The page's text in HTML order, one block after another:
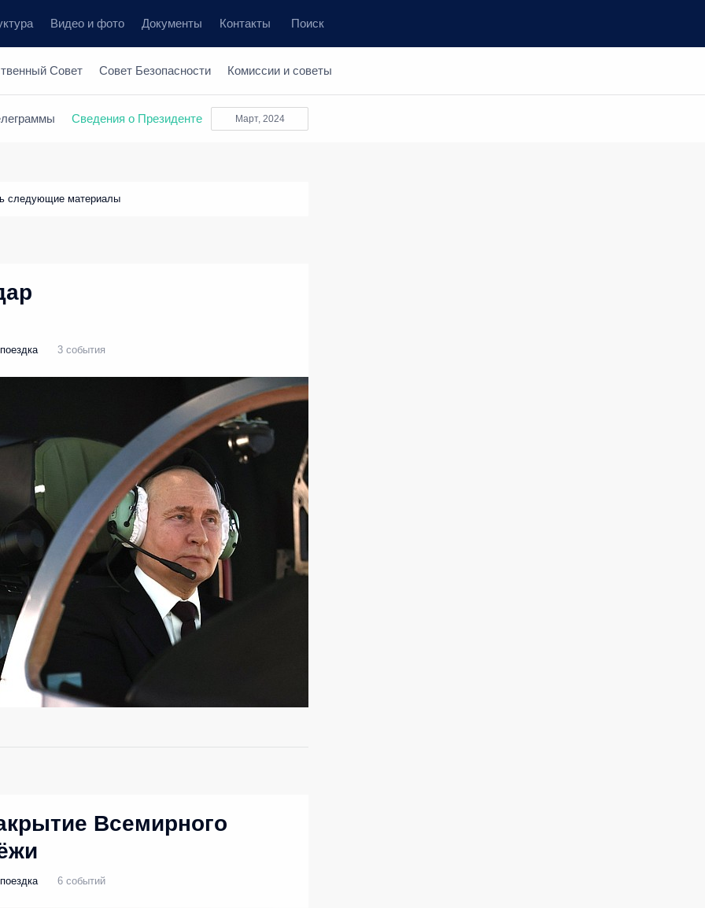
Видео и фото Документы Контакты Поиск
Совет Совет Безопасности Комиссии и советы
март, 2024
Сведения о Президенте
следующие материалы
3 события
Всемирного
6 событий